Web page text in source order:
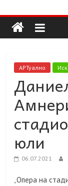
to
content
БГ
култура|
пътешествия|
мода|
събития|
кухня|
минало|
АРТуално
юли
06.07.2021
„Опера на